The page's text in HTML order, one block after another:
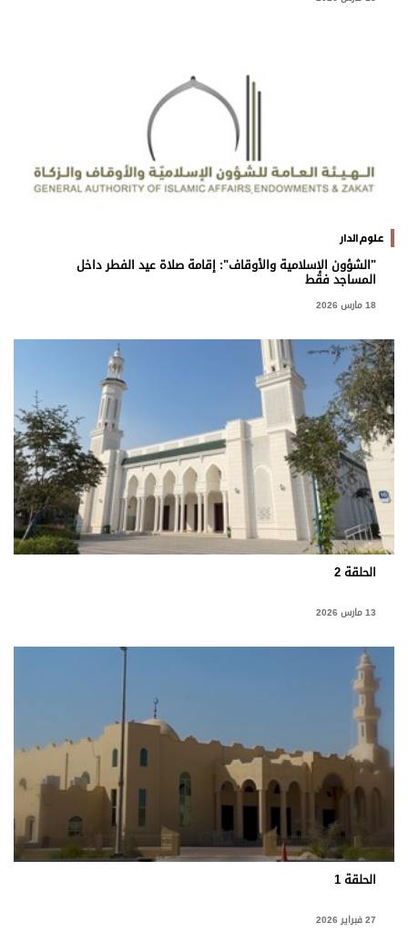
علوم الدار
"الشؤون الإسلامية والأوقاف": إقامة صلاة عيد الفطر داخل
المساجد فقط
18 مارس 2026
الحلقة 2
13 مارس 2026
الحلقة 1
27 فبراير 2026